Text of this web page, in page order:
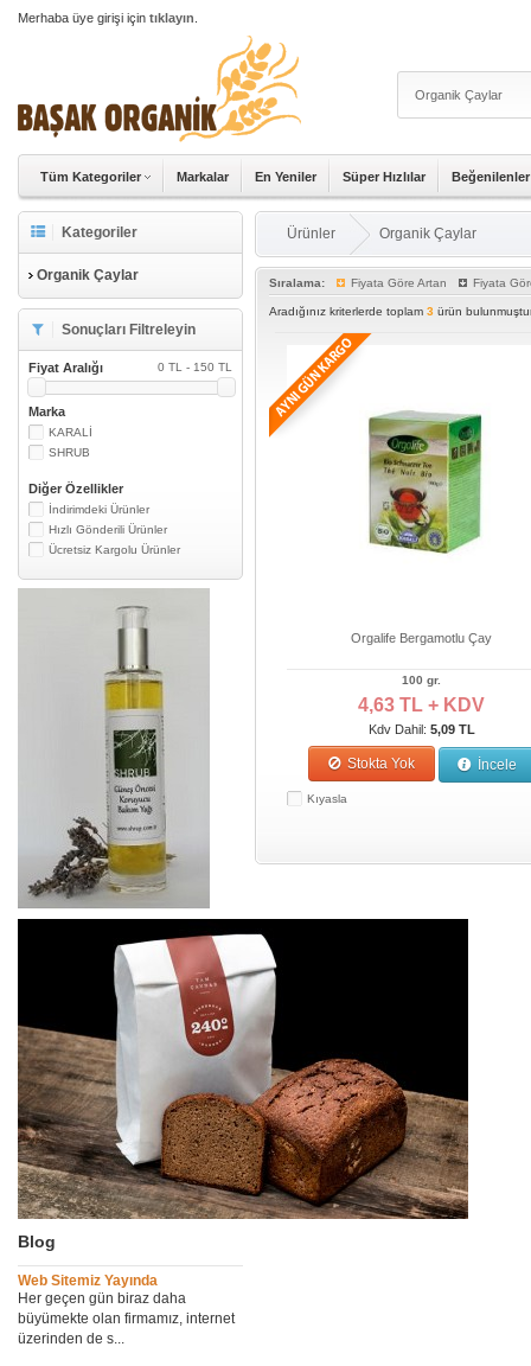
Merhaba üye girişi için tıklayın
Tüm Kategoriler Markalar En Yeniler Süper Hızlılar Beğenilenler
Kategoriler
Organik Çaylar
Sonuçları Filtreleyin
Fiyat Aralığı 0 TL - 150 TL
Marka
KARALİ
SHRUB
Diğer Özellikler
İndirimdeki Ürünler
Hızlı Gönderili Ürünler
Ücretsiz Kargolu Ürünler
Blog
Web Sitemiz Yayında
Her geçen gün biraz daha
büyümekte olan firmamız, internet
üzerinden de s...
Ürünler Organik Çaylar
Sıralama: Fiyata Göre Artan Fiyata
Aradığınız kriterlerde toplam 3 ürün
Orgalife Bergamotlu Çay
100 gr.
4,63 TL + KDV
Kdv Dahil: 5,09 TL
Stokta Yok İncele
Kıyasla